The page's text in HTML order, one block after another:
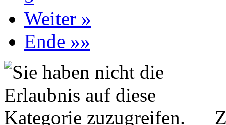
Weiter »
Ende »»